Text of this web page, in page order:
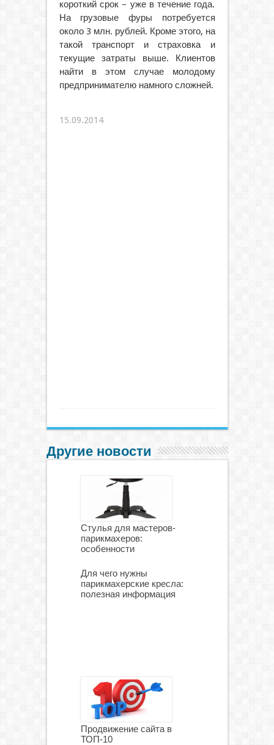
короткий срок – уже в течение года.
На грузовые фуры потребуется
около 3 млн. рублей. Кроме этого, на
такой транспорт и страховка и
текущие затраты выше. Клиентов
найти в этом случае молодому
предпринимателю намного сложней.
15.09.2014
Другие новости
Стулья для мастеров-
парикмахеров:
особенности
Для чего нужны
парикмахерские кресла:
полезная информация
Продвижение сайта в
ТОП-10